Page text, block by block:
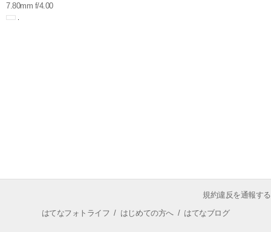
7.80mm f/4.00
規約違反を通報する
はてなフォトライフ / はじめての方へ/ はてなブログ